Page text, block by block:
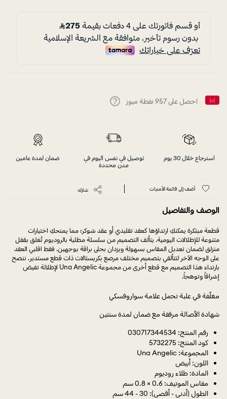
احصل على 957 نقطة ميوز
استرجاع خلال 30 يوم
توصيل في نفس اليوم في
مدن محددة
ضمان لمدة عامين
أضف إلى قائمة الأمنيات شارك
الوصف والتفاصيل
قطعة مبتكرة يمكنكِ ارتداؤها كعقد تقليدي أو عقد شوكر؛ مما يمنحكِ اختيارات
متنوعة للإطلالات اليومية. يتألف التصميم من سلسلة مطلية بالروديوم تُغلق بقفل
منزلق لضمان تعديل المقاس بسهولة ويزدان بحلى براقة بوجهين. فقط اقلبي العقد
على الوجه الآخر لتتألقي بتصميم مختلف مرصع بكريستالات ذات قطع مستدير. ننصح
بارتداء هذا التصميم مع قطع أخرى من مجموعة Una Angelic لإطلالة تفيض
إشراقاً وتوهجاً.
مغلّفة في علبة تحمل علامة سواروفسكي
شهادة الأصالة مرفقة مع ضمان لمدة سنتين
رقم المنتج: 030717344534
كود المنتج: 5732275
المجموعة: Una Angelic
اللون: أبيض
المادة: طلاء روديوم
مقاس الموتيف: 0.6 × 0.8 سم
الطول (أدنى - أقصى): 30 - 44 سم